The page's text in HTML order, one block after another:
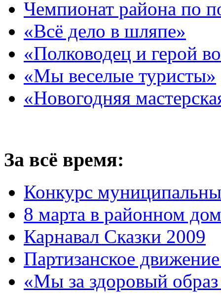
Чемпионат района по
«Всё дело в шляпе»
«Полководец и герой
«Мы веселые туристы»
«Новогодняя
За всё время:
Конкурс
8 марта в районном
Карнавал Сказки 2009
Партизанское
«Мы за здоровый